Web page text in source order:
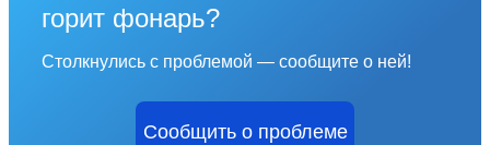
горит фонарь?
Столкнулись с проблемой — сообщите о ней!
Сообщить о проблеме